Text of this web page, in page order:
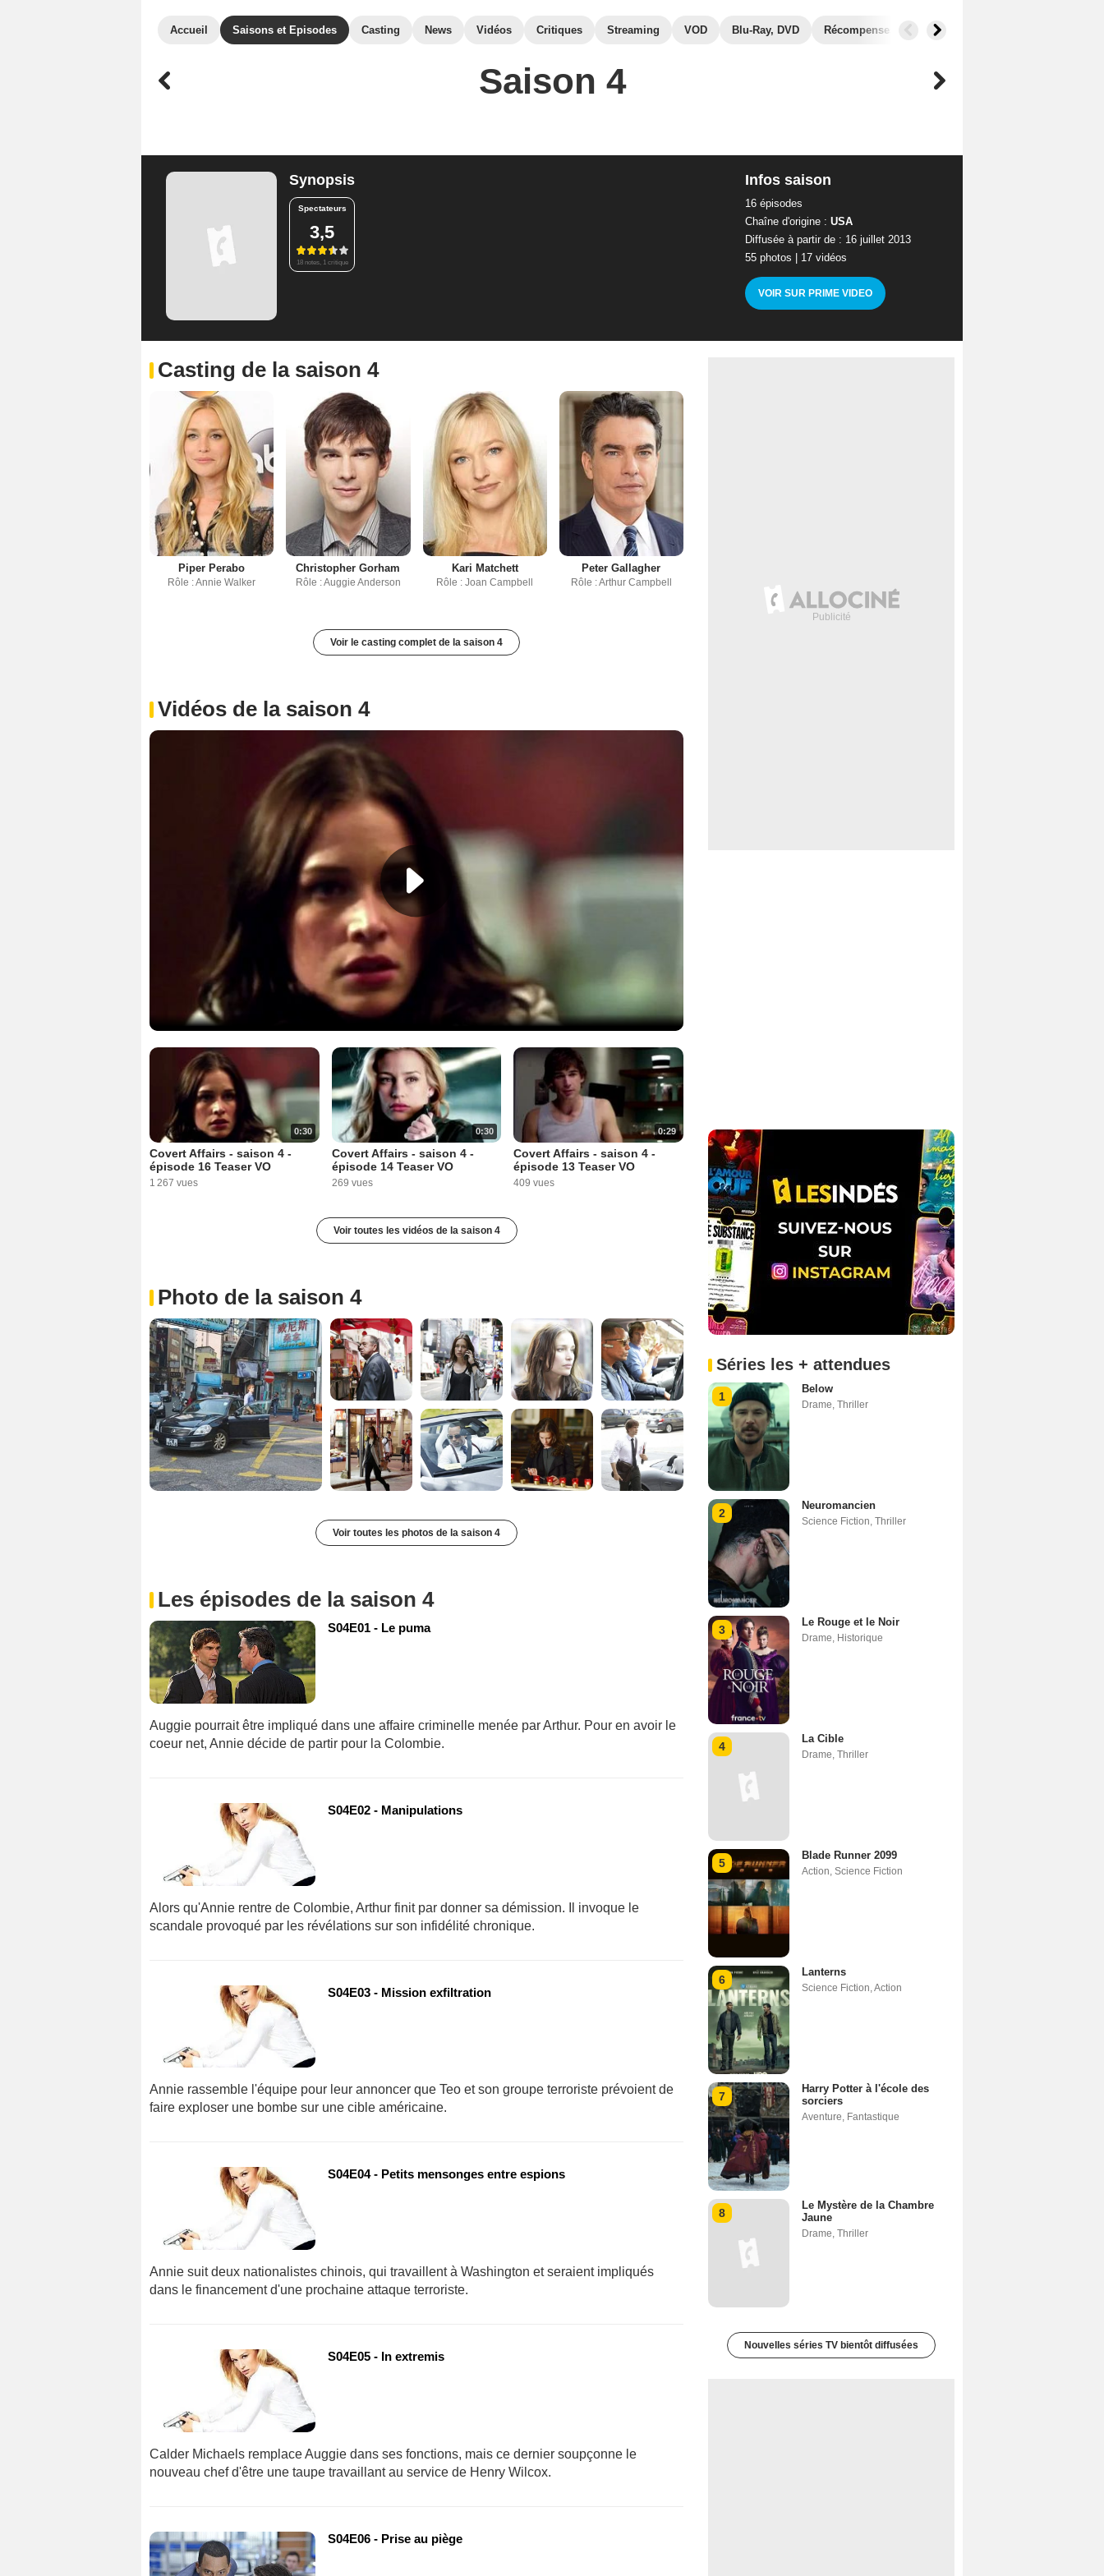
Accueil Saisons et Episodes Casting News Vidéos Critiques Streaming VOD Blu-Ray, DVD Récompenses Photos
Saison 4
Synopsis
Spectateurs
3,5
18 notes, 1 critique
Infos saison
16 épisodes
Chaîne d'origine : USA
Diffusée à partir de : 16 juillet 2013
55 photos
17 vidéos
VOIR SUR PRIME VIDEO
Casting de la saison 4
Piper Perabo
Rôle : Annie Walker
Christopher Gorham
Rôle : Auggie Anderson
Kari Matchett
Rôle : Joan Campbell
Peter Gallagher
Rôle : Arthur Campbell
Voir le casting complet de la saison 4
Vidéos de la saison 4
0:30
Covert Affairs - saison 4 -
épisode 16 Teaser VO
1 267 vues
0:30
Covert Affairs - saison 4 -
épisode 14 Teaser VO
269 vues
0:29
Covert Affairs - saison 4 -
épisode 13 Teaser VO
409 vues
Voir toutes les vidéos de la saison 4
Photo de la saison 4
Voir toutes les photos de la saison 4
Les épisodes de la saison 4
S04E01 - Le puma
Auggie pourrait être impliqué dans une affaire criminelle menée par Arthur. Pour en avoir le
coeur net, Annie décide de partir pour la Colombie.
S04E02 - Manipulations
Alors qu'Annie rentre de Colombie, Arthur finit par donner sa démission. Il invoque le
scandale provoqué par les révélations sur son infidélité chronique.
S04E03 - Mission exfiltration
Annie rassemble l'équipe pour leur annoncer que Teo et son groupe terroriste prévoient de
faire exploser une bombe sur une cible américaine.
S04E04 - Petits mensonges entre espions
Annie suit deux nationalistes chinois, qui travaillent à Washington et seraient impliqués
dans le financement d'une prochaine attaque terroriste.
S04E05 - In extremis
Calder Michaels remplace Auggie dans ses fonctions, mais ce dernier soupçonne le
nouveau chef d'être une taupe travaillant au service de Henry Wilcox.
S04E06 - Prise au piège
Séries les + attendues
1
Below
Drame Thriller
2
Neuromancien
Science Fiction Thriller
3
Le Rouge et le Noir
Drame Historique
4
La Cible
Drame Thriller
5
Blade Runner 2099
Action Science Fiction
6
Lanterns
Science Fiction Action
7
Harry Potter à l'école des
sorciers
Aventure Fantastique
8
Le Mystère de la Chambre
Jaune
Drame Thriller
Nouvelles séries TV bientôt diffusées